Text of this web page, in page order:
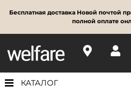
Бесплатная доставка Новой почтой
полной оплате
КАТАЛОГ